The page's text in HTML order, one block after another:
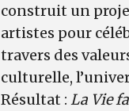
construit un
artistes pour
travers des
culturelle,
Résultat : La Vie